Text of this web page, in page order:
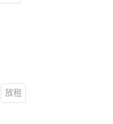
放租